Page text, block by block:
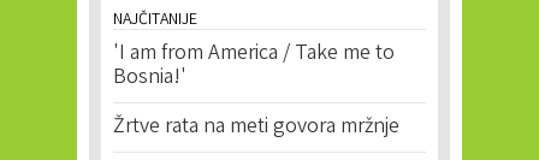
NAJČITANIJE
'I am from America / Take me to
Bosnia!'
Žrtve rata na meti govora mržnje